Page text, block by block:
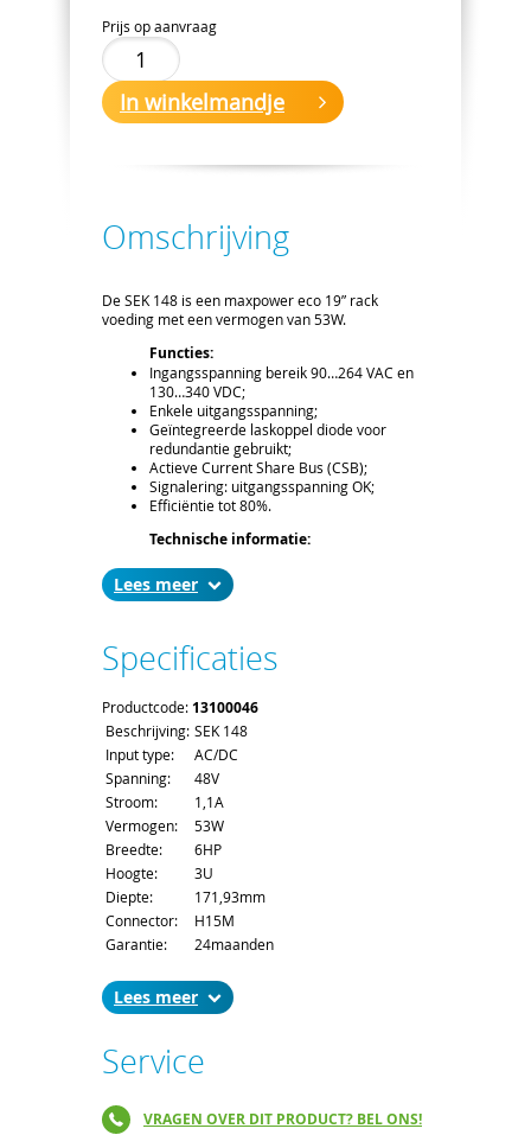
Prijs op aanvraag
In winkelmandje
Omschrijving
De SEK 148 is een maxpower eco 19” rack
voeding met een vermogen van 53W.
Functies:
Ingangsspanning bereik 90…264 VAC en
130…340 VDC;
Enkele uitgangsspanning;
Geïntegreerde laskoppel diode voor
redundantie gebruikt;
Actieve Current Share Bus (CSB);
Signalering: uitgangsspanning OK;
Efficiëntie tot 80%.
Technische informatie:
Stroom: 1,1A;
Vermogen: 53W.
19” compatibel voeding, hoogte 3U,
breedte 6HP, diepte 171,93mm (160mm
strip (gemonteerd).
Levertijd en Transport:
De levertijd bedraagt ca. 2 á 3 weken. Bij
het afronden van uw bestelling kunt u de
gewenste leverdatum aangeven;
Voor het afleveren van een voeding
gelden de standaard order- en
verzendkosten.
Lees
Specificaties
Productcode:13100046
Beschrijving: SEK 148
Input type:
AC/DC
Spanning:
48V
Stroom:
1,1A
Vermogen:
53W
Breedte:
6HP
Hoogte:
3U
Diepte:
171,93mm
Connector:
H15M
Garantie:
24maanden
Lees
Service
VRAGEN OVER DIT PRODUCT? BEL ONS!